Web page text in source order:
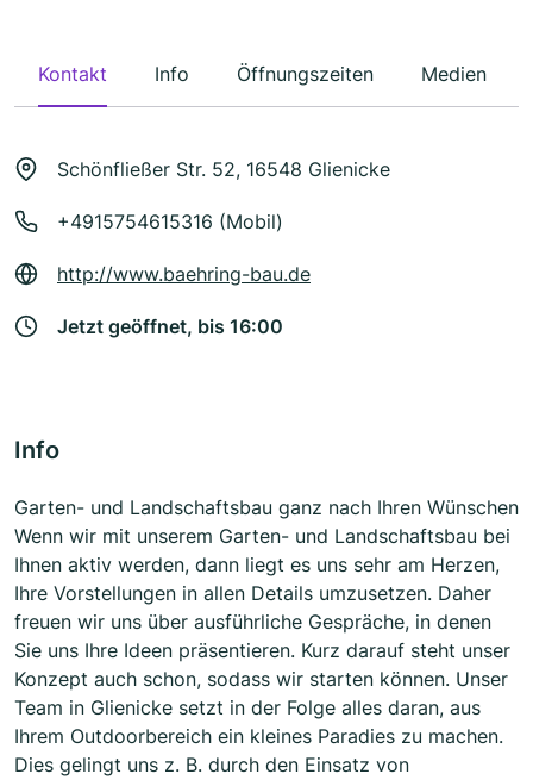
Kontakt Info Öffnungszeiten Medien
Schönfließer Str. 52, 16548 Glienicke
+4915754615316 (Mobil)
http://www.baehring-bau.de
Jetzt geöffnet, bis 16:00
Info
Garten- und Landschaftsbau ganz nach Ihren Wünschen
Wenn wir mit unserem Garten- und Landschaftsbau bei
Ihnen aktiv werden, dann liegt es uns sehr am Herzen,
Ihre Vorstellungen in allen Details umzusetzen. Daher
freuen wir uns über ausführliche Gespräche, in denen
Sie uns Ihre Ideen präsentieren. Kurz darauf steht unser
Konzept auch schon, sodass wir starten können. Unser
Team in Glienicke setzt in der Folge alles daran, aus
Ihrem Outdoorbereich ein kleines Paradies zu machen.
Dies gelingt uns z. B. durch den Einsatz von